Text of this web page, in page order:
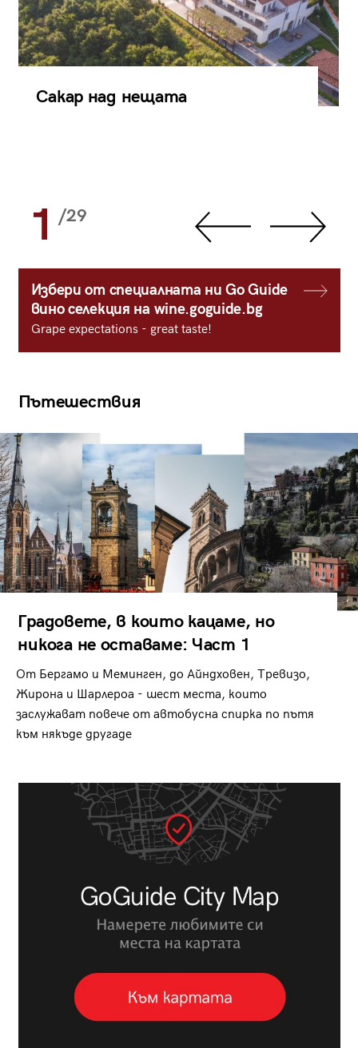
Сакар над нещата
1 /29
Избери от специалната ни Go Guide
вино селекция на wine.goguide.bg
Grape expectations - great taste!
Пътешествия
Градовете, в които кацаме, но
никога не оставаме: Част 1
От Бергамо и Меминген, до Айндховен, Тревизо,
Жирона и Шарлероа - шест места, които
заслужават повече от автобусна спирка по пътя
към някъде другаде